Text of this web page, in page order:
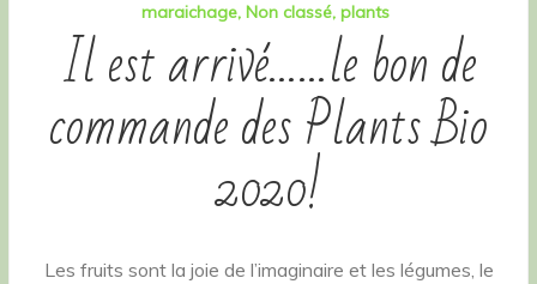
maraichage Non classé plants
Il est arrivé……le bon de
commande des Plants Bio
2020!
Les fruits sont la joie de l’imaginaire et les légumes, le